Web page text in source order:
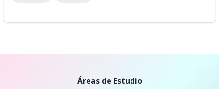
Áreas de Estudio